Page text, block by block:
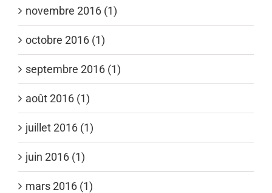
novembre 2016 (1)
octobre 2016 (1)
septembre 2016 (1)
août 2016 (1)
juillet 2016 (1)
juin 2016 (1)
mars 2016 (1)